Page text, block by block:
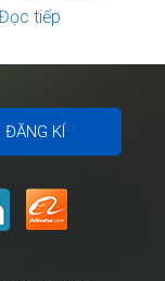
tiếp
Gạo
Lứt
Đúng
Cách